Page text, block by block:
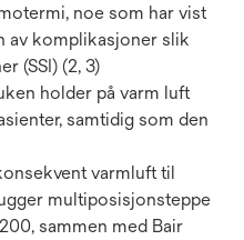
noe som har vist
av komplikasjoner slik
(SSI) (2, 3)
holder på varm luft
samtidig som den
varmluft til
multiposisjonsteppe
sammen med Bair